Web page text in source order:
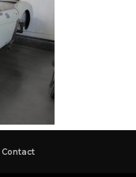
Contact